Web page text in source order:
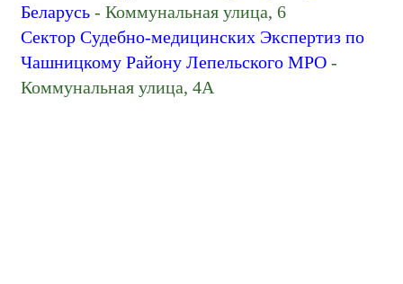
Беларусь - Коммунальная улица, 6
Сектор Судебно-медицинских Экспертиз по
Чашницкому Району Лепельского МРО -
Коммунальная улица, 4А